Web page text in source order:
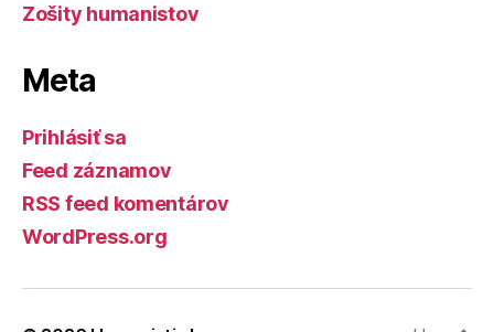
Zošity humanistov
Meta
Prihlásiť sa
Feed záznamov
RSS feed komentárov
WordPress.org